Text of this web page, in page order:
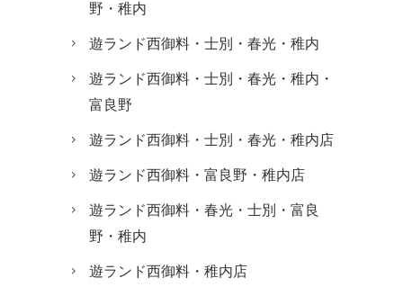
野・稚内
遊ランド西御料・士別・春光・稚内
遊ランド西御料・士別・春光・稚内・
富良野
遊ランド西御料・士別・春光・稚内店
遊ランド西御料・富良野・稚内店
遊ランド西御料・春光・士別・富良
野・稚内
遊ランド西御料・稚内店